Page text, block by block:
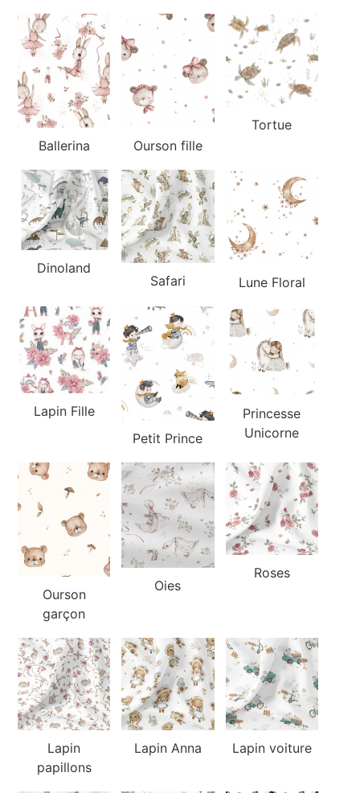
Ballerina Ourson fille
Tortue
Dinoland
Safari Lune Floral
Lapin Fille
Petit Prince
Princesse
Unicorne
Ourson
garçon
Oies
Roses
Lapin
papillons
Lapin Anna Lapin voiture